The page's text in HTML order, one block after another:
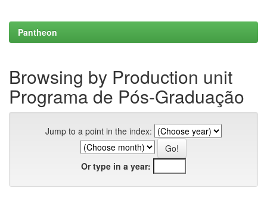
Pantheon
Browsing by Production unit
Programa de Pós-Graduação
Jump to a point in the index:
Or type in a year: